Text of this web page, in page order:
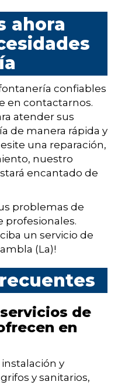
ahora
confiables
en contactarnos.
atender sus
de manera rápida y
una reparación,
nuestro
encantado de
problemas de
profesionales.
un servicio de
(La)!
de
en
y
y sanitarios,